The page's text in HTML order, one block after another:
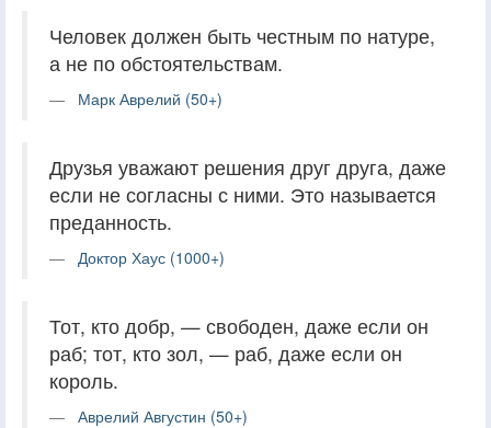
Человек должен быть честным по натуре,
а не по обстоятельствам.
Марк Аврелий (50+)
Друзья уважают решения друг друга, даже
если не согласны с ними. Это называется
преданность.
Доктор Хаус (1000+)
Тот, кто добр, — свободен, даже если он
раб; тот, кто зол, — раб, даже если он
король.
Аврелий Августин (50+)